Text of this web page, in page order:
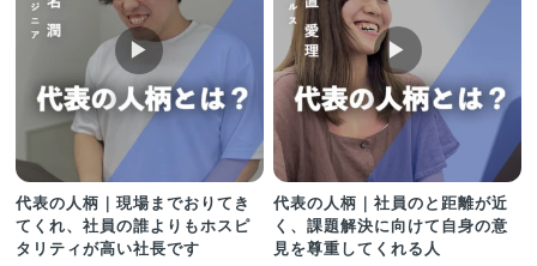
▶︎
代表の人柄｜現場までおりてき
てくれ、社員の誰よりもホスピ
タリティが高い社長です
▶︎
代表の人柄｜社員のと距離が近
く、課題解決に向けて自身の意
見を尊重してくれる人